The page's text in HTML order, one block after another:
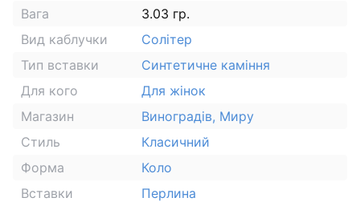
Вага
3.03 гр.
Вид каблучки
Солітер
Тип вставки
Синтетичне каміння
Для кого
Для жінок
Магазин
Виноградів, Миру
Стиль
Класичний
Форма
Коло
Вставки
Перлина